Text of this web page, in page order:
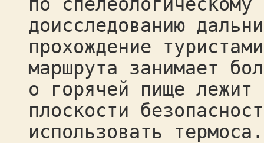
доисследованию
прохождение туристами
маршрута занимает
о горячей пище лежит
плоскости
использовать термоса.